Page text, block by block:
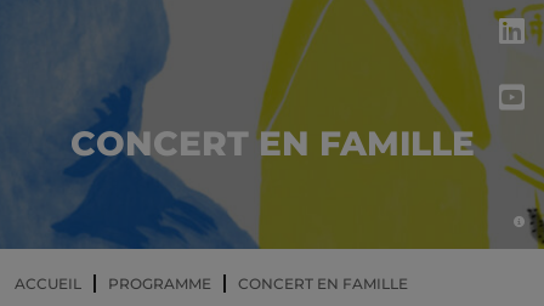
CONCERT EN FAMILLE
ACCUEIL PROGRAMME CONCERT EN FAMILLE